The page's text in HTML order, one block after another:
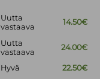
Uutta
vastaava
14.50€
Uutta
vastaava
24.00€
Hyvä
22.50€